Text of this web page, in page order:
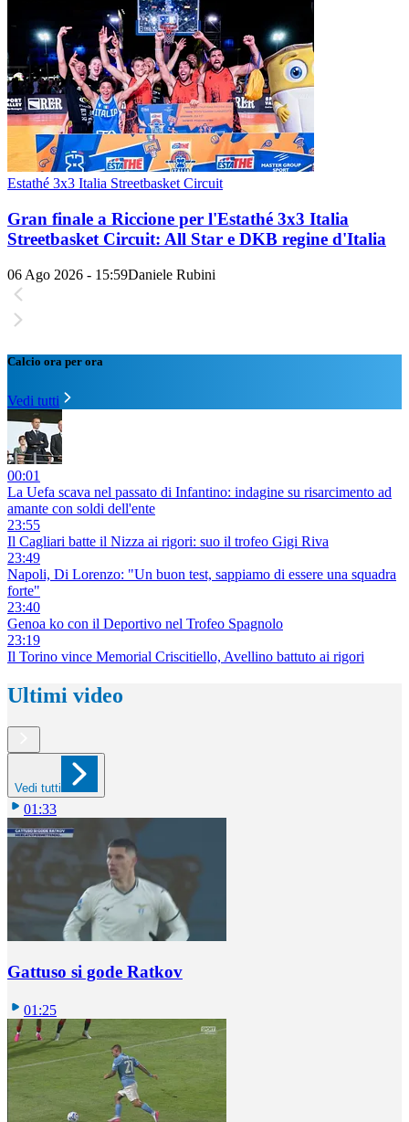
Estathé 3x3 Italia Streetbasket Circuit
Gran finale a Riccione per l'Estathé 3x3 Italia
Streetbasket Circuit: All Star e DKB regine d'Italia
06 Ago 2026 - 15:59Daniele Rubini
Calcio ora per ora
Vedi tutti
00:01
La Uefa scava nel passato di Infantino: indagine su risarcimento ad
amante con soldi dell'ente
23:55
Il Cagliari batte il Nizza ai rigori: suo il trofeo Gigi Riva
23:49
Napoli, Di Lorenzo: "Un buon test, sappiamo di essere una squadra
forte"
23:40
Genoa ko con il Deportivo nel Trofeo Spagnolo
23:19
Il Torino vince Memorial Criscitiello, Avellino battuto ai rigori
Ultimi video
Vedi tutti
01:33
Gattuso si gode Ratkov
01:25